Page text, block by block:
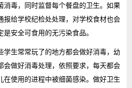
消毒，同时监督每个餐盘的卫生。如果
报给学校纪检处处理，对学校食材也会
安全可食用的无污染食品。
学生常常玩了的地方都会做好消毒，幼
会做好消毒处理，依照要求，每天都会
在使用的进程中被细菌感染。做好卫生